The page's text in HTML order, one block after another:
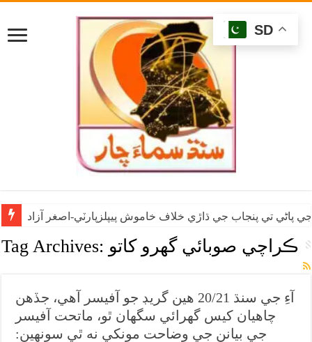
پاڻي تي پنجاب جي ڌاڙي خلاف خاموش پيپلزپارٽي-اصغر آزاد
Tag Archives: ڪراچي صوبائي گهرو کاتو
آءِ جي سنڌ 20/21 هين گريڊ جو آفيسر آهي، جڏهن
چاهيان کيس گهرائي سگهان ٿو، ماتحت آفيسر
جي بيانن جي وضاحت مونکي نه ٿي سونهين:
SD